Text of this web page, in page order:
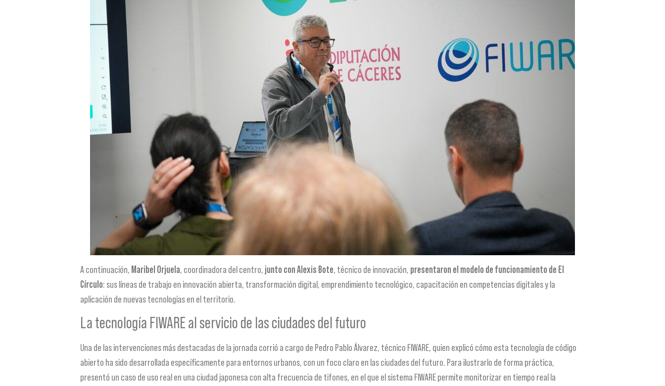
A continuación, Maribel Orjuela, coordinadora del centro, junto con Alexis Bote, técnico de innovación, presentaron el modelo de funcionamiento de El
Círculo: sus líneas de trabajo en innovación abierta, transformación digital, emprendimiento tecnológico, capacitación en competencias digitales y la
aplicación de nuevas tecnologías en el territorio.
La tecnología FIWARE al servicio de las ciudades del futuro
Una de las intervenciones más destacadas de la jornada corrió a cargo de Pedro Pablo Álvarez, técnico FIWARE, quien explicó cómo esta tecnología de código
abierto ha sido desarrollada específicamente para entornos urbanos, con un foco claro en las ciudades del futuro. Para ilustrarlo de forma práctica,
presentó un caso de uso real en una ciudad japonesa con alta frecuencia de tifones, en el que el sistema FIWARE permite monitorizar en tiempo real la